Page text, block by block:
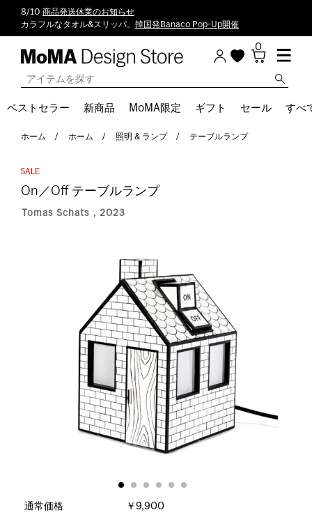
8/10 商品発送休業のお知らせ
カラフルなタオル&スリッパ。 韓国発Banaco Pop-Up開催
0
ベストセラー 新商品 MoMA限定 ギフト セール すべ
ホーム ホーム 照明 & ランプ テーブルランプ
On／Off テーブルランプ
Tomas Schats，2023
通常価格
￥9,900